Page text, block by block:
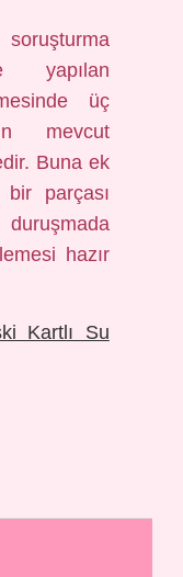
yapılan
üç
mevcut
Buna ek
parçası
hazır
Kartlı Su